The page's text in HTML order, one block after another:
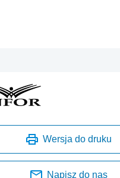
Wersja do druku
Napisz do nas